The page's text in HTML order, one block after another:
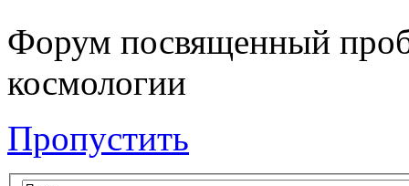
Форум посвященный
космологии
Пропустить